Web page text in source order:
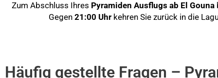
Zum Abschluss Ihres Pyramiden Ausflugs ab El Gouna
Gegen 21:00 Uhrkehren Sie zurück in die
Häufig gestellte Fragen –